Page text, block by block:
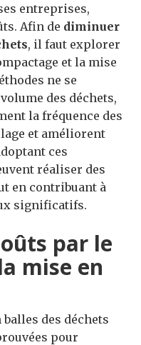
entreprises,
Afin de diminuer
, il faut explorer
et la mise
ne se
des déchets,
la fréquence des
et améliorent
ces
réaliser des
en contribuant à
significatifs.
par le
mise en
balles des déchets
pour